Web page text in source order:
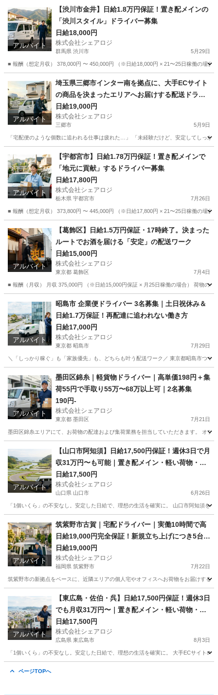
アルバイト
【渋川市金井】日給1.8万円保証！置き配メインの
「渋川スタイル」ドライバー募集
日給18,000円
株式会社シェアロジ
群馬県 渋川市 5月29日
■ 報酬（想定月収） 378,000円 〜 450,000円 （※日給18,000円 × 21〜25日稼働の場
ドライバー 置き配
アルバイト
埼玉県三郷市インター南を拠点に、大手ECサイト
の商品を決まったエリアへお届けする配送ドライ
バーを募集します。
日給19,000円
株式会社シェアロジ
三郷市 5月9日
「宅配便のような個数に追われる仕事は疲れた…」 「未経験だけど、安定してしっ
ドライバー 置き配
アルバイト
【宇都宮市】日給1.78万円保証！置き配メインで
「地元に貢献」するドライバー募集
日給17,800円
株式会社シェアロジ
栃木県 宇都宮市 7月26日
■ 報酬（想定月収） 373,800円 〜 445,000円 （※日給17,800円 × 21〜25日稼働の場
ドライバー 置き配
アルバイト
【葛飾区】日給1.5万円保証・17時終了。決まった
ルートでお酒を届ける「安定」の配送ワーク
日給15,000円
株式会社シェアロジ
東京都 葛飾区 7月4日
■ 報酬（月収） 月収 375,000円 （※日給15,000円保証 × 月25日稼働の場合） 荷物の
ドライバー 安全靴
アルバイト
昭島市 企業便ドライバー 3名募集｜土日祝休み＆
日給1.7万保証！再配達に追われない働き方
日給17,000円
株式会社シェアロジ
東京都 昭島市 7月29日
＼「しっかり稼ぐ」も「家族優先」も、どちらも叶う配送ワーク／ 東京都昭島市つ
ドライバー ゴールデンウィーク
アルバイト
墨田区錦糸｜軽貨物ドライバー｜高単価198円＋集
荷55円で手取り55万〜68万以上可｜2名募集
190円-
株式会社シェアロジ
東京都 墨田区 7月21日
墨田区錦糸エリアにて、お荷物の配達および集荷業務を担当していただきます。 オ
ドライバー 手数料
アルバイト
【山口市阿知須】日給17,500円保証！週休3日で月
収31万円〜も可能｜置き配メイン・軽い荷物・早
上がりOK｜未経験歓迎・車両レンタルあり｜直行
直帰OK
日給17,500円
株式会社シェアロジ
山口県 山口市 6月26日
「1個いくら」の不安なし。安定した日給で、理想の生活を確実に。 山口市阿知須
ドライバー 置き配
アルバイト
筑紫野市古賀｜宅配ドライバー｜実働10時間で高
日給19,000円完全保証！新規立ち上げにつき5台限
定募集
日給19,000円
株式会社シェアロジ
福岡県 筑紫野市 7月22日
筑紫野市の新拠点をベースに、近隣エリアの個人宅やオフィスへお荷物をお届けする
ドライバー 手数料
アルバイト
【東広島・佐伯・呉】日給17,500円保証！週休3日
でも月収31万円〜｜置き配メイン・軽い荷物・早
上がりOK｜未経験歓迎・車両レンタル＆研修あり
｜直行直帰OK
日給17,500円
株式会社シェアロジ
広島県 東広島市 8月3日
「1個いくら」の不安なし。安定した日給で、理想の生活を確実に。 大手ECサイト
ページTOPへ